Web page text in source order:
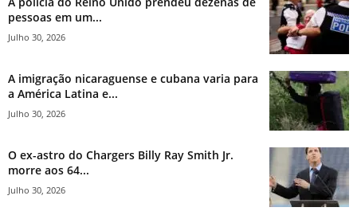
pessoas em um...
Julho 30, 2026
A imigração nicaraguense e cubana varia para
a América Latina e...
Julho 30, 2026
O ex-astro do Chargers Billy Ray Smith Jr.
morre aos 64...
Julho 30, 2026